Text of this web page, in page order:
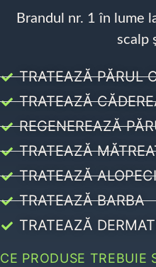
Brandul nr. 1 în lume
scalp
TRATEAZĂ PĂRUL
TRATEAZĂ
REGENEREAZĂ
TRATEAZĂ
TRATEAZĂ
TRATEAZĂ BARBA
TRATEAZĂ
CE PRODUSE TREBUIE